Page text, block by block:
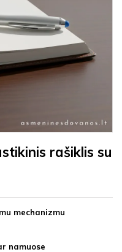
rašiklis su
mechanizmu
namuose